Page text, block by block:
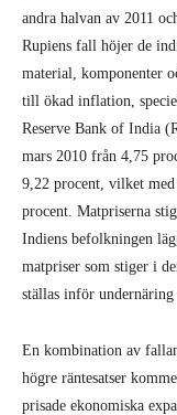
andra halvan av 2011
Rupiens fall höjer de
material, komponenter
till ökad inflation,
Reserve Bank of India
mars 2010 från 4,75
9,22 procent, vilket
procent. Matpriserna
Indiens befolkningen
matpriser som stiger i
ställas inför
En kombination av
högre räntesatser
prisade ekonomiska